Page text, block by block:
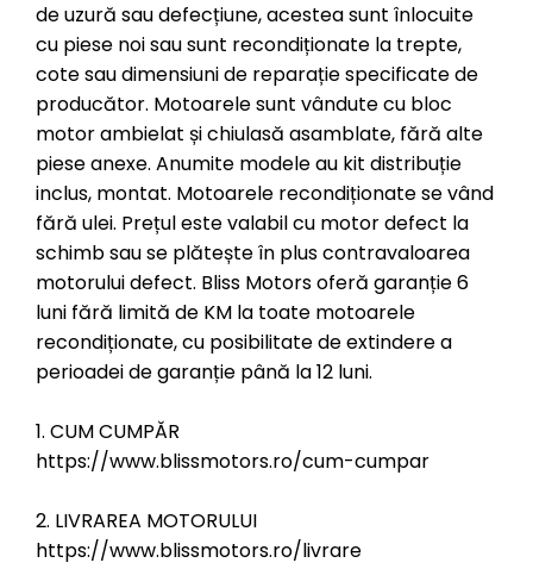
de uzură sau defecțiune, acestea sunt înlocuite
cu piese noi sau sunt recondiționate la trepte,
cote sau dimensiuni de reparație specificate de
producător. Motoarele sunt vândute cu bloc
motor ambielat și chiulasă asamblate, fără alte
piese anexe. Anumite modele au kit distribuție
inclus, montat. Motoarele recondiționate se vând
fără ulei. Prețul este valabil cu motor defect la
schimb sau se plătește în plus contravaloarea
motorului defect. Bliss Motors oferă garanție 6
luni fără limită de KM la toate motoarele
recondiționate, cu posibilitate de extindere a
perioadei de garanție până la 12 luni.
1. CUM CUMPĂR
https://www.blissmotors.ro/cum-cumpar
2. LIVRAREA MOTORULUI
https://www.blissmotors.ro/livrare